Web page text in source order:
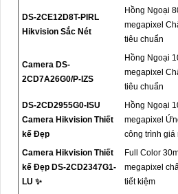
DS-2CE12D8T-PIRL
Hikvision Sắc Nét
Hồng Ngoại
megapixel
tiêu chuẩn
Camera DS-
2CD7A26G0/P-IZS
Hồng Ngoại
megapixel
tiêu chuẩn
DS-2CD2955G0-ISU
Camera Hikvision Thiết
kế Đẹp
Hồng Ngoại
megapixel
công trình giá
Camera Hikvision Thiết
kế Đẹp DS-2CD2347G1-
LU ✨
Full Color
megapixel
tiết kiệm